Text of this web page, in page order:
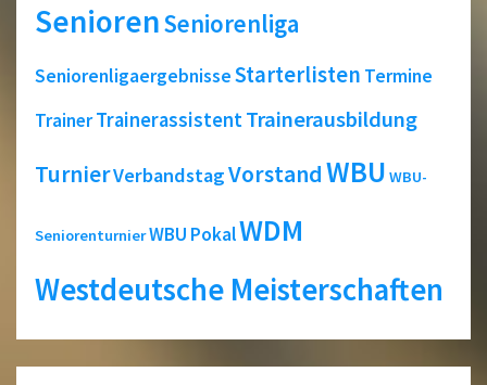
SeniorenSeniorenliga
SeniorenligaergebnisseStarterlisten Termine
TrainerTrainerassistentTrainerausbildung
TurnierVerbandstagVorstandWBU WBU-
SeniorenturnierWBU PokalWDM
Westdeutsche Meisterschaften